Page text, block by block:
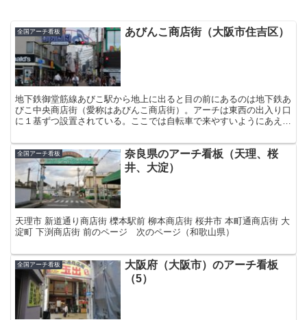
全国アーチ看板 あびんこ商店街（大阪市住吉区）
地下鉄御堂筋線あびこ駅から地上に出ると目の前にあるのは地下鉄あ
びこ中央商店街（愛称はあびんこ商店街）。アーチは東西の出入り口
に１基ずつ設置されている。ここでは自転車で来やすいようにあえて
全国アーチ看板
奈良県のアーチ看板（天理、桜
井、大淀）
天理市 新道通り商店街 櫟本駅前 柳本商店街 桜井市 本町通商店街 大
淀町 下渕商店街 前のページ 次のページ（和歌山県）
全国アーチ看板
大阪府（大阪市）のアーチ看板
（5）